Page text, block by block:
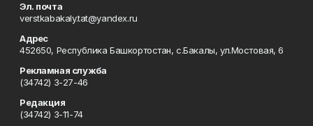
Эл. почта
verstkabakaly.tat@yandex.ru
Адрес
452650, Республика Башкортостан, с.Бакалы, ул.Мостовая, 6
Рекламная служба
(34742) 3-27-46
Редакция
(34742) 3-11-74